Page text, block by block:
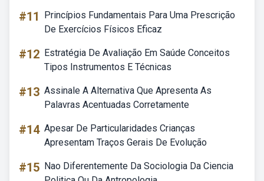
#11
Princípios Fundamentais Para Uma Prescrição
De Exercícios Físicos Eficaz
#12 Estratégia De Avaliação Em Saúde Conceitos
Tipos Instrumentos E Técnicas
#13 Assinale A Alternativa Que Apresenta As
Palavras Acentuadas Corretamente
#14 Apesar De Particularidades Crianças
Apresentam Traços Gerais De Evolução
#15 Nao Diferentemente Da Sociologia Da Ciencia